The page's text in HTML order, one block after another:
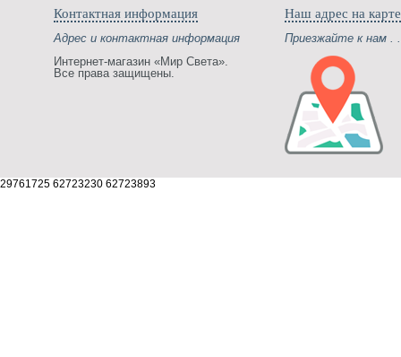
Контактная информация
Адрес и контактная информация
Интернет-магазин «Мир Света».
Все права защищены.
Наш адрес на карте
Приезжайте к нам .
29761725 62723230 62723893